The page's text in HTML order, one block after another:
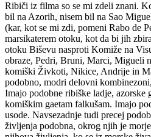
Ribiči iz filma so se mi zdeli znani.
bil na Azorih, nisem bil na Sao
(kar, kot se mi zdi, pomeni Rabo de
marsikaterem otoku, kot da bi jih
otoku Biševu nasproti Komiže na
obraze, Pedri, Bruni, Marci, Migueli
komiški Živkoti, Nikice, Andrije in
podobno, modri delovni
Imajo podobne ribiške ladje, azorske
komiškim gaetam falkušam. Imajo
usode. Navsezadnje tudi precej
življenja podobna, okrog njih je